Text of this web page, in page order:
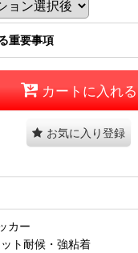
重要事項
カートに入れる
お気に入り登録
カー
ト耐候・強粘着